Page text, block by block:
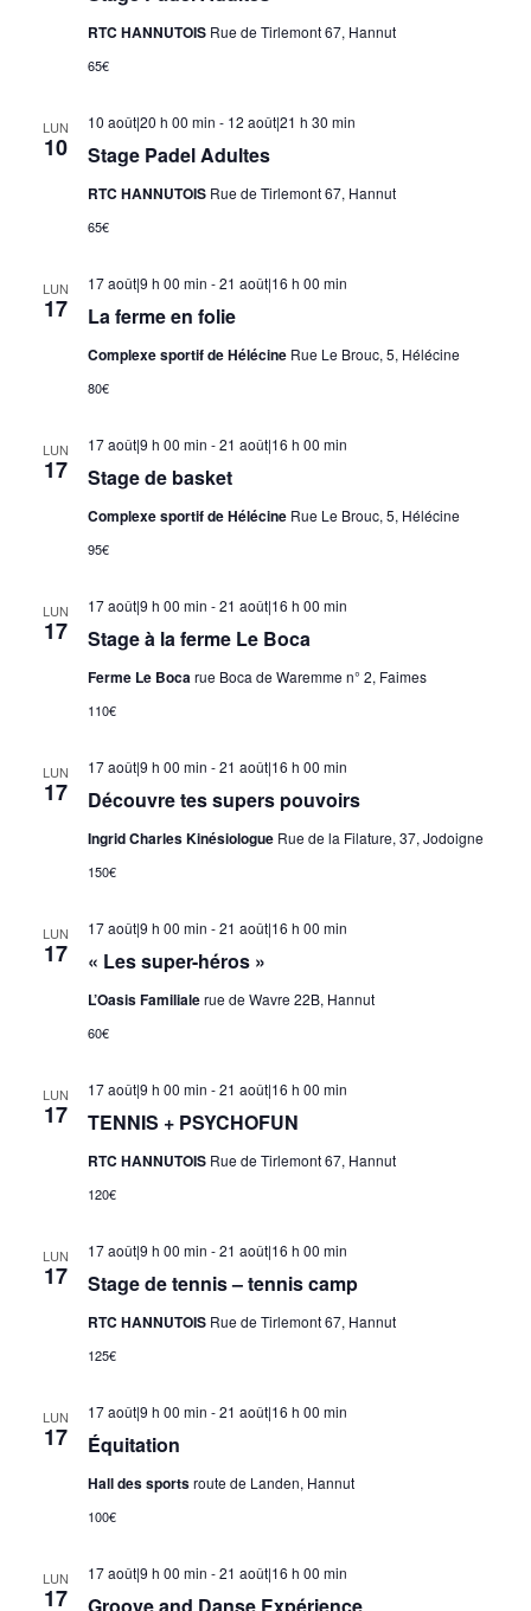
RTC HANNUTOIS Rue de Tirlemont 67, Hannut
65€
LUN
10 Stage Padel Adultes
10 août|20 h 00 min - 12 août|21 h 30 min
RTC HANNUTOIS Rue de Tirlemont 67, Hannut
65€
LUN
17 La ferme en folie
17 août|9 h 00 min -21 août|16 h 00 min
Complexe sportif de Hélécine Rue Le Brouc, 5, Hélécine
80€
LUN
17 Stage de basket
17 août|9 h 00 min -21 août|16 h 00 min
Complexe sportif de Hélécine Rue Le Brouc, 5, Hélécine
95€
LUN
17 Stage à la ferme Le Boca
17 août|9 h 00 min -21 août|16 h 00 min
Ferme Le Bocarue Boca de Waremme n° 2, Faimes
110€
LUN
17 Découvre tes supers pouvoirs
17 août|9 h 00 min -21 août|16 h 00 min
Ingrid Charles Kinésiologue Rue de la Filature, 37, Jodoigne
150€
LUN
17 « Les super-héros »
17 août|9 h 00 min -21 août|16 h 00 min
L’Oasis Familialerue de Wavre 22B, Hannut
60€
LUN
17 TENNIS + PSYCHOFUN
17 août|9 h 00 min -21 août|16 h 00 min
RTC HANNUTOIS Rue de Tirlemont 67, Hannut
120€
LUN
17 Stage de tennis – tennis camp
17 août|9 h 00 min -21 août|16 h 00 min
RTC HANNUTOIS Rue de Tirlemont 67, Hannut
125€
LUN
17 Équitation
17 août|9 h 00 min -21 août|16 h 00 min
Hall des sportsroute de Landen, Hannut
100€
LUN
17 Groove and Danse Expérience
17 août|9 h 00 min -21 août|16 h 00 min